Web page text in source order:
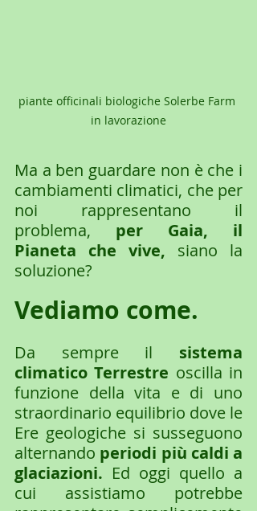
piante officinali biologiche Solerbe Farm
in lavorazione
Ma a ben guardare non è che i
cambiamenti climatici, che per
noi rappresentano il
problema, per Gaia, il
Pianeta che vive, siano la
soluzione?
Vediamo come.
Da sempre il sistema
climatico Terrestre oscilla in
funzione della vita e di uno
straordinario equilibrio dove le
Ere geologiche si susseguono
alternando periodi più caldi a
glaciazioni. Ed oggi quello a
cui assistiamo potrebbe